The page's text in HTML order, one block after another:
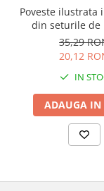
Poveste ilustrata
din seturile de
Usborne
35,29
20,12
IN
ADAUGA IN